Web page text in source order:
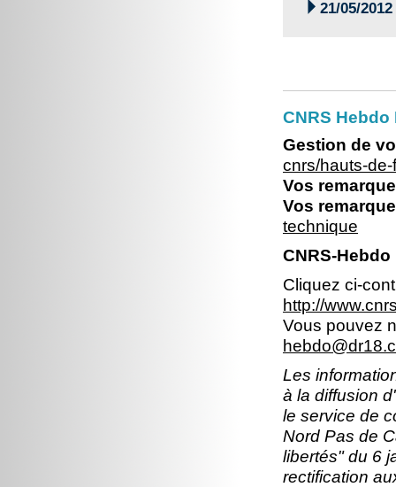
 21/05/2012
CNRS
Gestion de
cnrs/hauts-
Vos
Vos
technique
CNRS-
Cliquez ci-
http://
Vous pouvez
Les
à la diffusion
le service de
Nord Pas de
libertés" du 6
rectification